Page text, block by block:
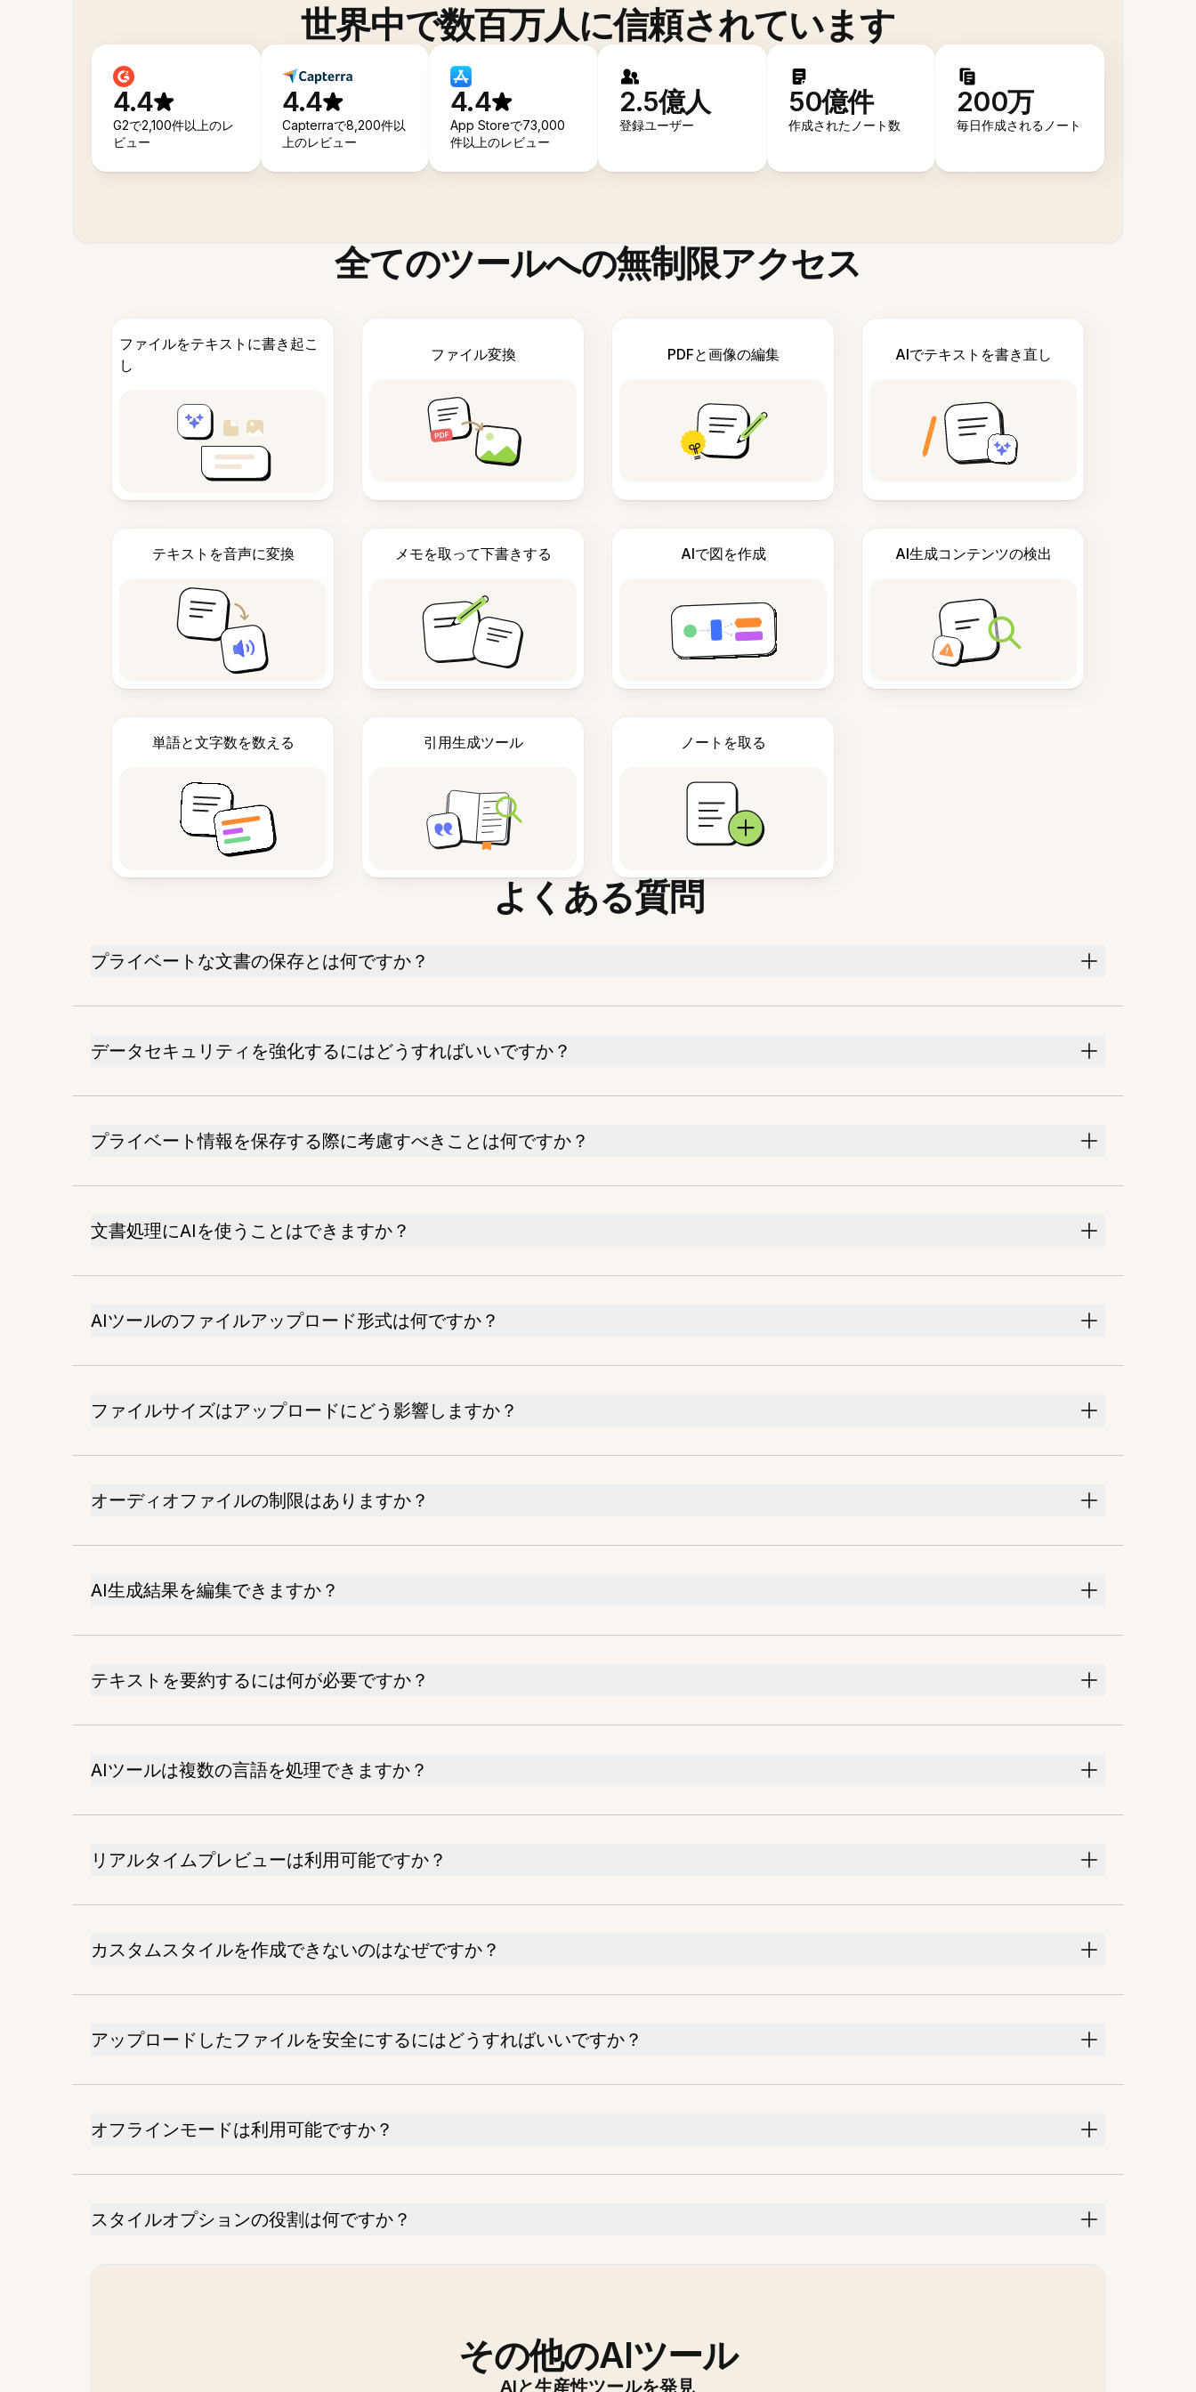
世界中で数百万人に信頼されています
4.4
G2で2,100件以上のレ
ビュー
4.4
Capterraで8,200件以
上のレビュー
4.4
App Storeで73,000
件以上のレビュー
2.5億人
登録ユーザー
50億件
作成されたノート数
200万
毎日作成されるノート
全てのツールへの無制限アクセス
ファイルをテキストに書き起こ
し
ファイル変換 PDFと画像の編集 AIでテキストを書き直し
テキストを音声に変換 メモを取って下書きする AIで図を作成 AI生成コンテンツの検出
単語と文字数を数える 引用生成ツール ノートを取る
よくある質問
プライベートな文書の保存とは何ですか？
データセキュリティを強化するにはどうすればいいですか？
プライベート情報を保存する際に考慮すべきことは何ですか？
文書処理にAIを使うことはできますか？
AIツールのファイルアップロード形式は何ですか？
ファイルサイズはアップロードにどう影響しますか？
オーディオファイルの制限はありますか？
AI生成結果を編集できますか？
テキストを要約するには何が必要ですか？
AIツールは複数の言語を処理できますか？
リアルタイムプレビューは利用可能ですか？
カスタムスタイルを作成できないのはなぜですか？
アップロードしたファイルを安全にするにはどうすればいいですか？
オフラインモードは利用可能ですか？
スタイルオプションの役割は何ですか？
その他のAIツール
AIと生産性ツールを発見